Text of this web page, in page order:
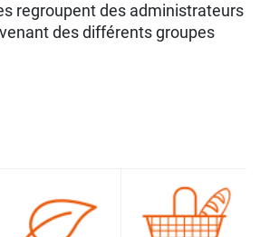
regroupent des administrateurs
des différents groupes